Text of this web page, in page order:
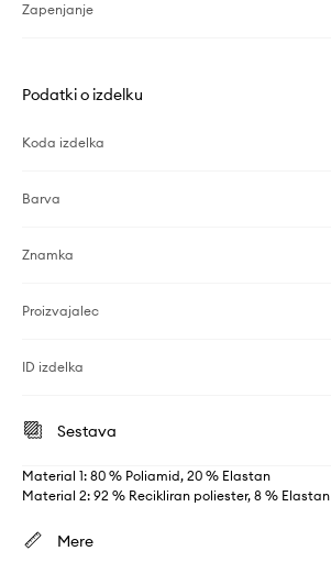
Zapenjanje
Podatki o izdelku
Koda izdelka
Barva
Znamka
Proizvajalec
ID izdelka
Sestava
Material 1: 80 % Poliamid, 20 % Elastan
Material 2: 92 % Recikliran poliester, 8 % Elastan
Mere